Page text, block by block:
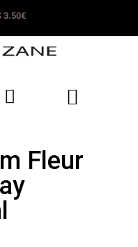
3.50€
Fleur